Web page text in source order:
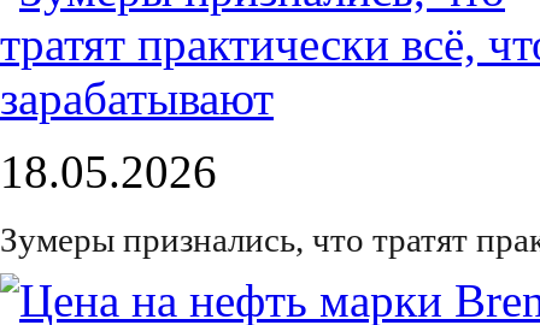
18.05.2026
Зумеры признались, что тратят